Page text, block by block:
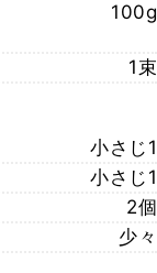
100g
1束
小さじ1
小さじ1
2個
少々